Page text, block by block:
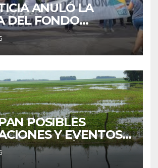
ANULÓ LA
DEL FONDO
A EMPLEADOS DE
DE LA
DEL CHACO
POSIBLES
Y EVENTOS
“PODRÍA SER UN
IMPORTANTE”